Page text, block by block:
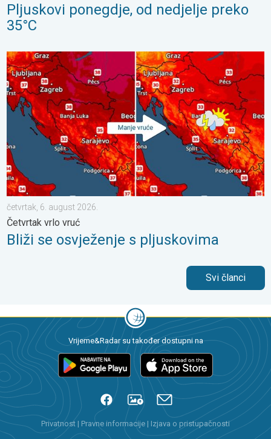
Pljuskovi ponegdje, od nedjelje preko
35°C
Bliži se osvježenje s pljuskovima. Četvrtak vrlo vruć. . .
četvrtak, 6. august 2026.
Četvrtak vrlo vruć
Bliži se osvježenje s pljuskovima
Svi članci
Vrijeme&Radar su također dostupni na
Privatnost | Pravne informacije | Izjava o pristupačnosti